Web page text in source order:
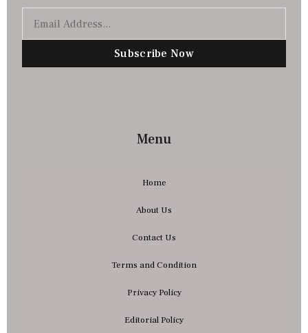
Subscribe Now
Menu
Home
About Us
Contact Us
Terms and Condition
Privacy Policy
Editorial Policy